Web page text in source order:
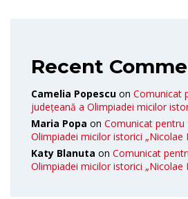
Recent
Camelia Popescu on Comunicat
județeană a Olimpiadei micilor
Maria Popa on Comunicat
Olimpiadei micilor istorici „Nicolae
Katy Blanuta on Comunicat
Olimpiadei micilor istorici „Nicolae